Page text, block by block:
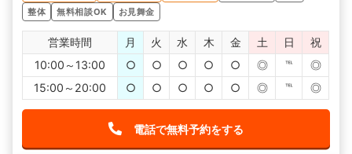
整体
無料相談OK お見舞金
営業時間 月 火 水 木 金 土 日
祝
10:00～13:00
○ ○ ○ ○ ○ ◎ ℡
◎
15:00～20:00
○ ○ ○ ○ ○ ◎ ℡ ◎
電話で無料予約をする